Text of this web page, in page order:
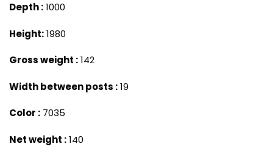
Depth :1000
Height:1980
Gross weight :142
Width between posts :19
Color : 7035
Net weight :140